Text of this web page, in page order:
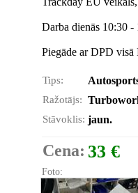
Darba dienās 10:30 -
Piegāde ar DPD visā
Tips:
Ražotājs:
Stāvoklis: jaun.
Cena: 33 €
Foto: